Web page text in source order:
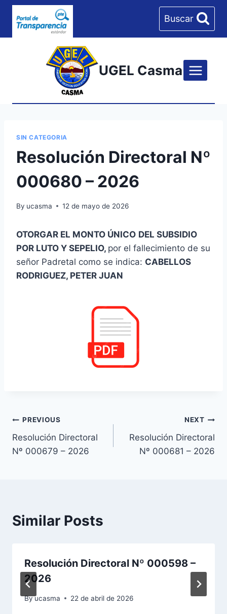
Skip
Buscar
UGEL Casma
SIN CATEGORIA
Resolución Directoral Nº
000680 – 2026
By ucasma 12 de mayo de 2026
OTORGAR EL MONTO ÚNICO DEL SUBSIDIO
POR LUTO Y SEPELIO, por el fallecimiento de su
señor Padretal como se indica: CABELLOS
RODRIGUEZ, PETER JUAN
Navegación
de
PREVIOUS
Resolución Directoral
Nº 000679 – 2026
NEXT
Resolución Directoral
Nº 000681 – 2026
Similar Posts
Resolución Directoral Nº 000598 –
2026
Byucasma 22 de abril de 2026